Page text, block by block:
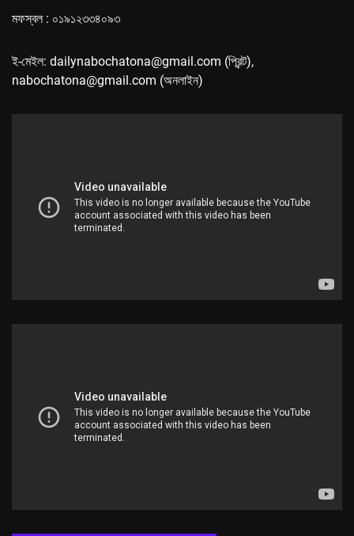
মফস্বল : ০১৯১২৩৩৪০৯৩
ই-মেইল: dailynabochatona@gmail.com (প্রিন্ট),
nabochatona@gmail.com (অনলাইন)